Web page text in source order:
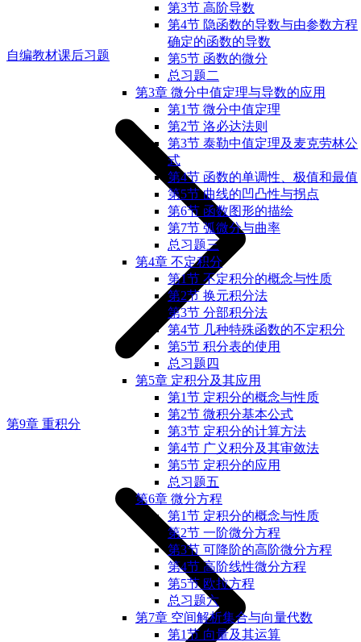
第3节 高阶导数
第4节 隐函数的导数与由参数方程
确定的函数的导数
第5节 函数的微分
总习题二
第3章 微分中值定理与导数的应用
第1节 微分中值定理
第2节 洛必达法则
第3节 泰勒中值定理及麦克劳林公
式
第4节 函数的单调性、极值和最值
第5节 曲线的凹凸性与拐点
第6节 函数图形的描绘
第7节 弧微分与曲率
总习题三
第4章 不定积分
第1节 不定积分的概念与性质
第2节 换元积分法
第3节 分部积分法
第4节 几种特殊函数的不定积分
第5节 积分表的使用
总习题四
第5章 定积分及其应用
第1节 定积分的概念与性质
第2节 微积分基本公式
第3节 定积分的计算方法
第4节 广义积分及其审敛法
第5节 定积分的应用
总习题五
第6章 微分方程
第1节 定积分的概念与性质
第2节 一阶微分方程
第3节 可降阶的高阶微分方程
第4节 高阶线性微分方程
第5节 欧拉方程
总习题六
第7章 空间解析集合与向量代数
第1节 向量及其运算
自编教材课后习题
第9章 重积分